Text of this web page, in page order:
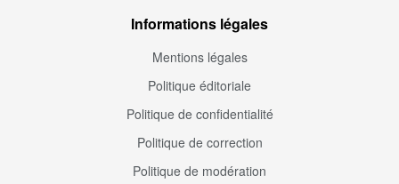
Informations légales
Mentions légales
Politique éditoriale
Politique de confidentialité
Politique de correction
Politique de modération